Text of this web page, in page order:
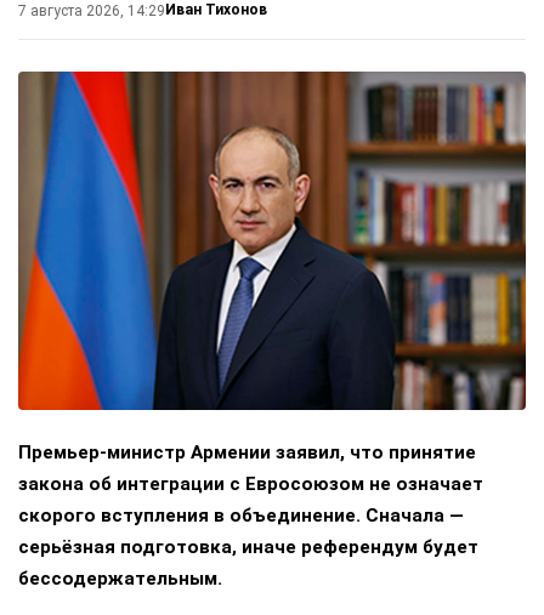
7 августа 2026, 14:29 Иван Тихонов
Премьер-министр Армении заявил, что принятие
закона об интеграции с Евросоюзом не означает
скорого вступления в объединение. Сначала —
серьёзная подготовка, иначе референдум будет
бессодержательным.